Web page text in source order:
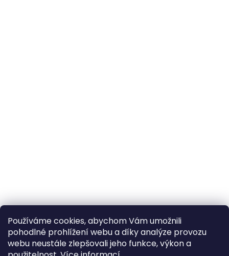
Používáme cookies, abychom Vám umožnili
pohodlné prohlížení webu a díky analýze provozu
webu neustále zlepšovali jeho funkce, výkon a